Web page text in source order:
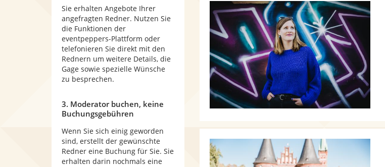
Sie erhalten Angebote Ihrer
angefragten Redner. Nutzen Sie
die Funktionen der
eventpeppers-Plattform oder
telefonieren Sie direkt mit den
Rednern um weitere Details, die
Gage sowie spezielle Wünsche
zu besprechen.
3. Moderator buchen, keine
Buchungsgebühren
Wenn Sie sich einig geworden
sind, erstellt der gewünschte
Redner eine Buchung für Sie. Sie
erhalten darin nochmals eine